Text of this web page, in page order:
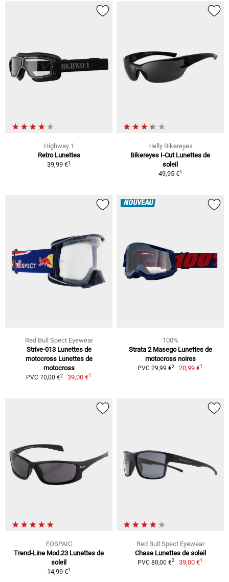
Highway 1
Retro Lunettes
39,99 €1
Helly Bikereyes
Bikereyes I-Cut Lunettes de
soleil
49,95 €1
Red Bull Spect Eyewear
Strive-013 Lunettes de
motocross Lunettes de
motocross
PVC 70,00 €2 39,00 €1
NOUVEAU
100%
Strata 2 Masego Lunettes de
motocross noires
PVC 29,99 €2 20,99 €1
FOSPAIC
Trend-Line Mod.23 Lunettes de
soleil
14,99 €1
Red Bull Spect Eyewear
Chase Lunettes de soleil
PVC 80,00 €2 39,00 €1